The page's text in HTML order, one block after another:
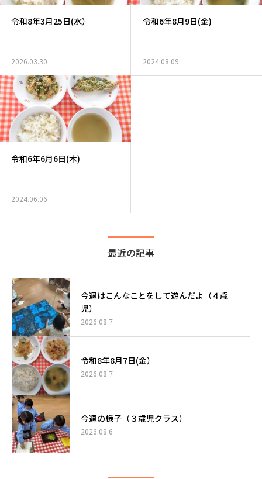
令和8年3月25日(水）
2026.03.30
令和6年8月9日(金)
2024.08.09
令和6年6月6日(木)
2024.06.06
最近の記事
今週はこんなことをして遊んだよ（４歳
児）
2026.08.7
令和8年8月7日(金）
2026.08.7
今週の様子（３歳児クラス）
2026.08.6